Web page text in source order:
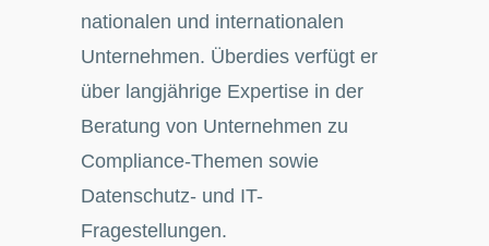
nationalen und internationalen
Unternehmen. Überdies verfügt er
über langjährige Expertise in der
Beratung von Unternehmen zu
Compliance-Themen sowie
Datenschutz- und IT-
Fragestellungen.